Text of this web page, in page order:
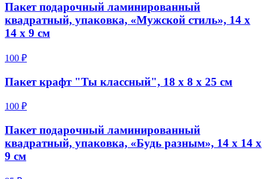
Пакет подарочный ламинированный
квадратный, упаковка, «Мужской стиль», 14 х
14 х 9 см
100 ₽
Пакет крафт "Ты классный", 18 х 8 х 25 см
100 ₽
Пакет подарочный ламинированный
квадратный, упаковка, «Будь разным», 14 х 14 х
9 см